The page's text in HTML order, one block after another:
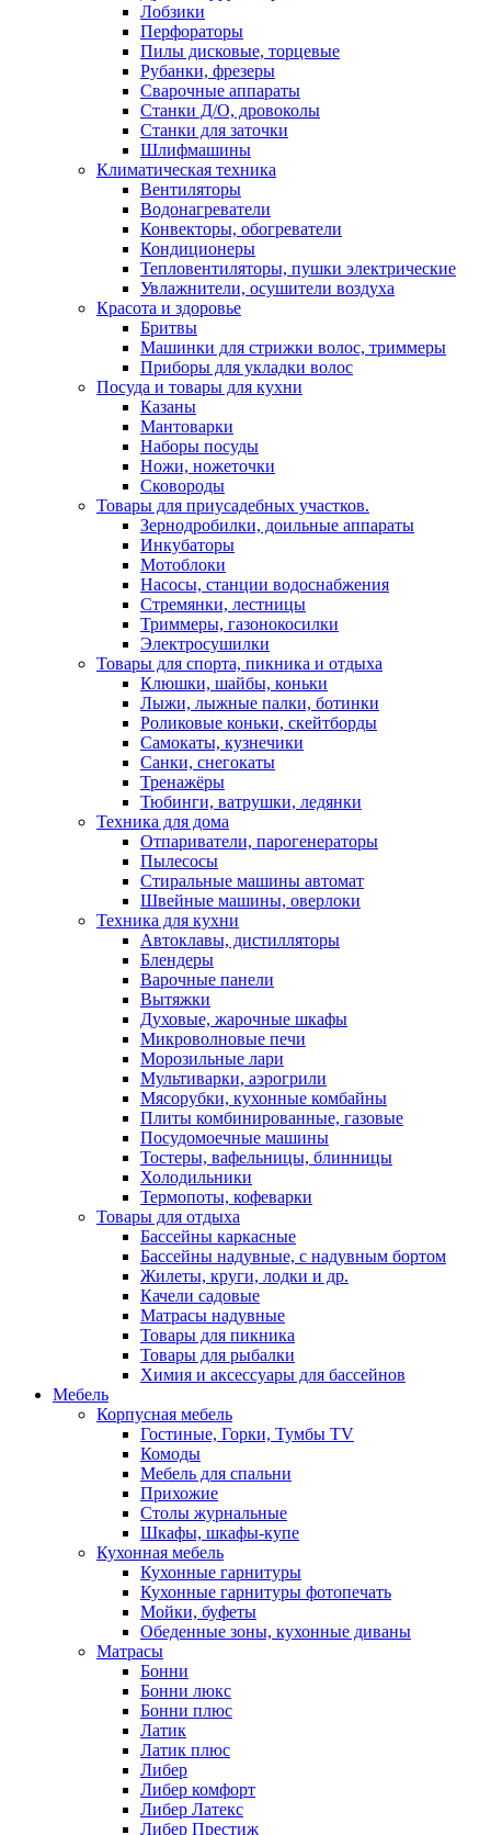
Лобзики
Перфораторы
Пилы дисковые, торцевые
Рубанки, фрезеры
Сварочные аппараты
Станки Д/О, дровоколы
Станки для заточки
Шлифмашины
Климатическая техника
Вентиляторы
Водонагреватели
Конвекторы, обогреватели
Кондиционеры
Тепловентиляторы, пушки электрические
Увлажнители, осушители воздуха
Красота и здоровье
Бритвы
Машинки для стрижки волос, триммеры
Приборы для укладки волос
Посуда и товары для кухни
Казаны
Мантоварки
Наборы посуды
Ножи, ножеточки
Сковороды
Товары для приусадебных участков.
Зернодробилки, доильные аппараты
Инкубаторы
Мотоблоки
Насосы, станции водоснабжения
Стремянки, лестницы
Триммеры, газонокосилки
Электросушилки
Товары для спорта, пикника и отдыха
Клюшки, шайбы, коньки
Лыжи, лыжные палки, ботинки
Роликовые коньки, скейтборды
Самокаты, кузнечики
Санки, снегокаты
Тренажёры
Тюбинги, ватрушки, ледянки
Техника для дома
Отпариватели, парогенераторы
Пылесосы
Стиральные машины автомат
Швейные машины, оверлоки
Техника для кухни
Автоклавы, дистилляторы
Блендеры
Варочные панели
Вытяжки
Духовые, жарочные шкафы
Микроволновые печи
Морозильные лари
Мультиварки, аэрогрили
Мясорубки, кухонные комбайны
Плиты комбинированные, газовые
Посудомоечные машины
Тостеры, вафельницы, блинницы
Холодильники
Термопоты, кофеварки
Товары для отдыха
Бассейны каркасные
Бассейны надувные, с надувным бортом
Жилеты, круги, лодки и др.
Качели садовые
Матрасы надувные
Товары для пикника
Товары для рыбалки
Химия и аксессуары для бассейнов
Мебель
Корпусная мебель
Гостиные, Горки, Тумбы TV
Комоды
Мебель для спальни
Прихожие
Столы журнальные
Шкафы, шкафы-купе
Кухонная мебель
Кухонные гарнитуры
Кухонные гарнитуры фотопечать
Мойки, буфеты
Обеденные зоны, кухонные диваны
Матрасы
Бонни
Бонни люкс
Бонни плюс
Латик
Латик плюс
Либер
Либер комфорт
Либер Латекс
Либер Престиж